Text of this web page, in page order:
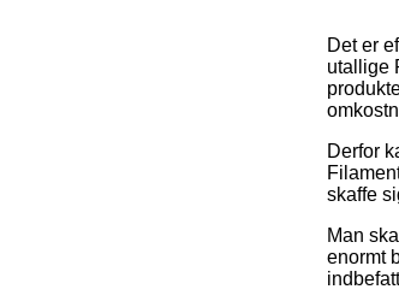
Det er
utallige
Derfor
skaffe
Man
enormt